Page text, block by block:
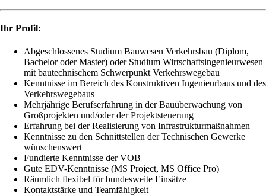
Ihr Profil:
Abgeschlossenes Studium Bauwesen Verkehrsbau (Diplom,
Bachelor oder Master) oder Studium Wirtschaftsingenieurwesen
mit bautechnischem Schwerpunkt Verkehrswegebau
Kenntnisse im Bereich des Konstruktiven Ingenieurbaus und des
Verkehrswegebaus
Mehrjährige Berufserfahrung in der Bauüberwachung von
Großprojekten und/oder der Projektsteuerung
Erfahrung bei der Realisierung von Infrastrukturmaßnahmen
Kenntnisse zu den Schnittstellen der Technischen Gewerke
wünschenswert
Fundierte Kenntnisse der VOB
Gute EDV-Kenntnisse (MS Project, MS Office Pro)
Räumlich flexibel für bundesweite Einsätze
Kontaktstärke und Teamfähigkeit